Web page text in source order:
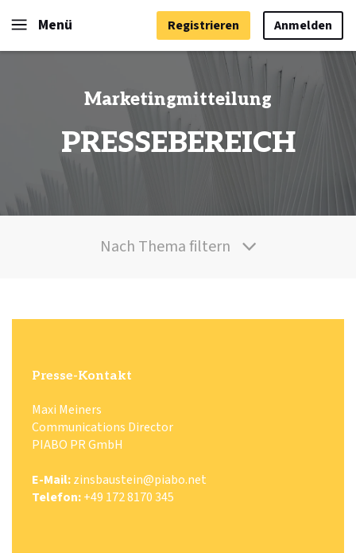
Menü Registrieren Anmelden
Marketingmitteilung
PRESSEBEREICH
Nach Thema filtern
Presse-Kontakt
Maxi Meiners
Communications Director
PIABO PR GmbH
E-Mail:zinsbaustein@piabo.net
Telefon:+49 172 8170 345